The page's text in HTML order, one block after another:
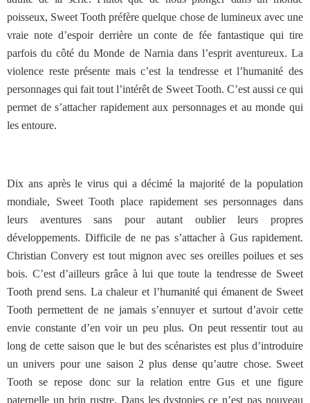
poisseux, Sweet Tooth préfère quelque chose de lumineux avec une
vraie note d’espoir derrière un conte de fée fantastique qui tire
parfois du côté du Monde de Narnia dans l’esprit aventureux. La
violence reste présente mais c’est la tendresse et l’humanité des
personnages qui fait tout l’intérêt de Sweet Tooth. C’est aussi ce qui
permet de s’attacher rapidement aux personnages et au monde qui
les entoure.
Dix ans après le virus qui a décimé la majorité de la population
mondiale, Sweet Tooth place rapidement ses personnages dans
leurs aventures sans pour autant oublier leurs propres
développements. Difficile de ne pas s’attacher à Gus rapidement.
Christian Convery est tout mignon avec ses oreilles poilues et ses
bois. C’est d’ailleurs grâce à lui que toute la tendresse de Sweet
Tooth prend sens. La chaleur et l’humanité qui émanent de Sweet
Tooth permettent de ne jamais s’ennuyer et surtout d’avoir cette
envie constante d’en voir un peu plus. On peut ressentir tout au
long de cette saison que le but des scénaristes est plus d’introduire
un univers pour une saison 2 plus dense qu’autre chose. Sweet
Tooth se repose donc sur la relation entre Gus et une figure
paternelle un brin rustre. Dans les dystopies ce n’est pas nouveau